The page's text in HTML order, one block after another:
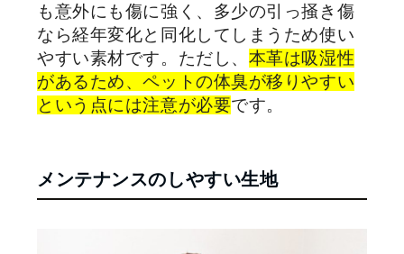
も意外にも傷に強く、多少の引っ掻き傷
なら経年変化と同化してしまうため使い
やすい素材です。ただし、 本革は吸湿性
があるため、ペットの体臭が移りやすい
という点には注意が必要です。
メンテナンスのしやすい生地